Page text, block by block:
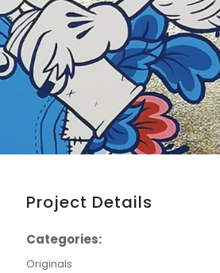
Project Details
Categories:
Originals